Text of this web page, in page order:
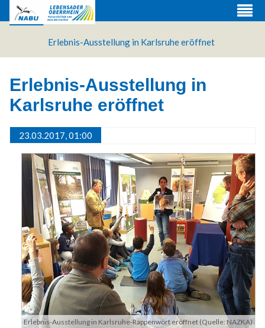
Erlebnis-Ausstellung in Karlsruhe eröffnet
Erlebnis-Ausstellung in
Karlsruhe eröffnet
23.03.2017, 01:00
Erlebnis-Ausstellung in Karlsruhe-Rappenwört eröffnet (Quelle: NAZKA)
Web Projects
Lorem ipsum dolor sit amet, consectetuer adipiscing
elit. Aenean commodo ligula eget dolor.
MEHR INFOS